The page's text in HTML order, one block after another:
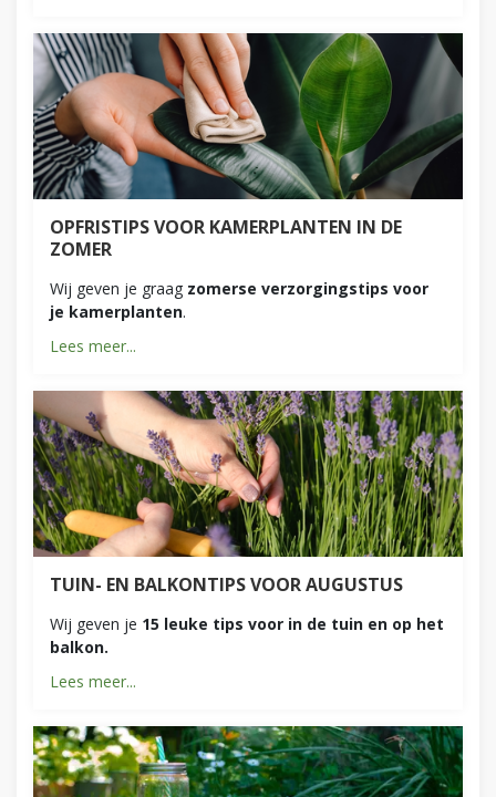
OPFRISTIPS VOOR KAMERPLANTEN IN DE
ZOMER
Wij geven je graag zomerse verzorgingstips voor
je kamerplanten.
Lees meer...
TUIN- EN BALKONTIPS VOOR AUGUSTUS
Wij geven je 15 leuke tips voor in de tuin en op het
balkon.
Lees meer...